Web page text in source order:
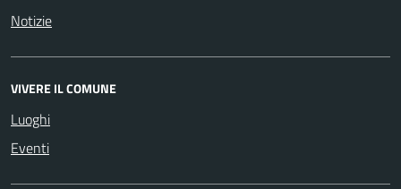
Notizie
VIVERE IL COMUNE
Luoghi
Eventi